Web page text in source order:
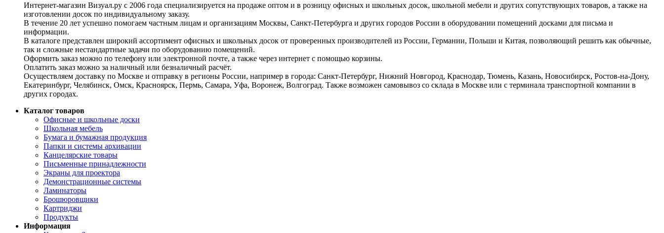
Интернет-магазин Визуал.ру с 2006 года специализируется на продаже оптом и в розницу офисных и школьных досок, школьной мебели и других сопутствующих товаров, а также на
изготовлении досок по индивидуальному заказу.
В течение 20 лет успешно помогаем частным лицам и организациям Москвы, Санкт-Петербурга и других городов России в оборудовании помещений досками для письма и
информации.
В каталоге представлен широкий ассортимент офисных и школьных досок от проверенных производителей из России, Германии, Польши и Китая, позволяющий решить как обычные,
так и сложные нестандартные задачи по оборудованию помещений.
Оформить заказ можно по телефону или электронной почте, а также через интернет с помощью корзины.
Оплатить заказ можно за наличный или безналичный расчёт.
Осуществляем доставку по Москве и отправку в регионы России, например в города: Санкт-Петербург, Нижний Новгород, Краснодар, Тюмень, Казань, Новосибирск, Ростов-на-Дону,
Екатеринбург, Челябинск, Омск, Красноярск, Пермь, Самара, Уфа, Воронеж, Волгоград. Также возможен самовывоз со склада в Москве или с терминала транспортной компании в
других городах.
Каталог товаров
Офисные и школьные доски
Школьная мебель
Бумага и бумажная продукция
Папки и системы архивации
Канцелярские товары
Письменные принадлежности
Экраны для проектора
Демонстрационные системы
Ламинаторы
Брошюровщики
Картриджи
Продукты
Информация